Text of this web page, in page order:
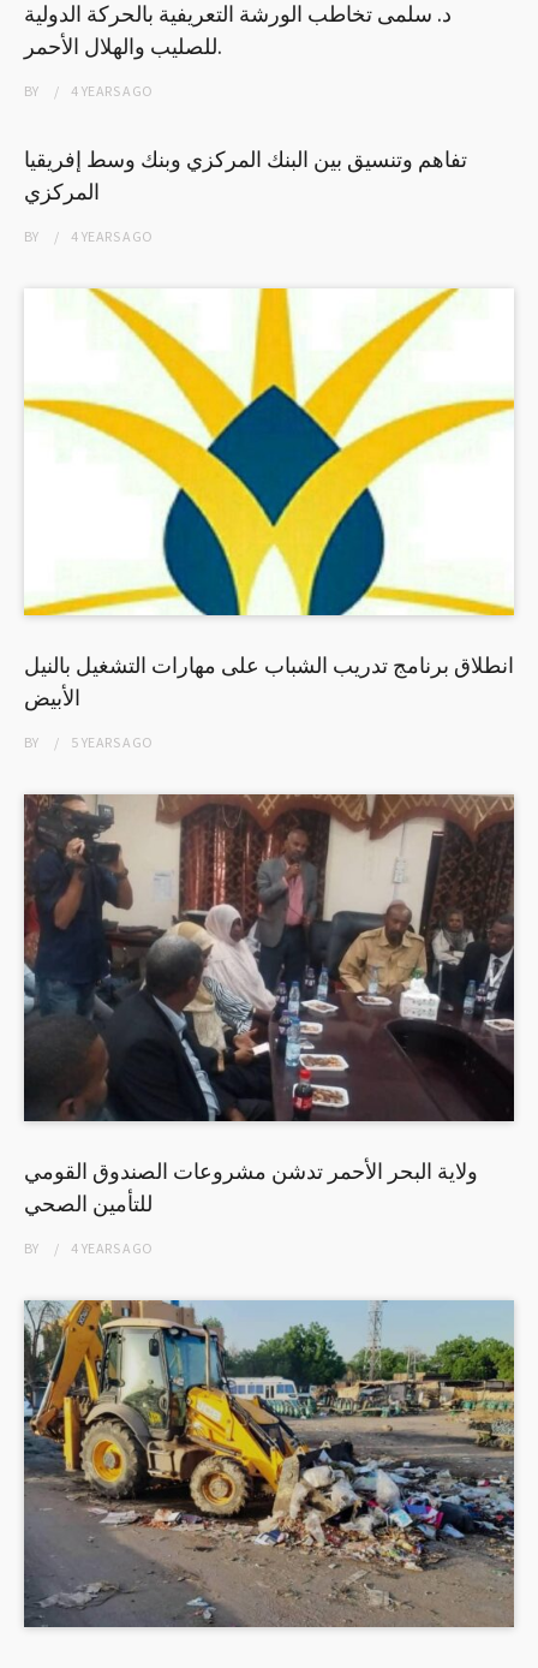
د. سلمى تخاطب الورشة التعريفية بالحركة الدولية
للصليب والهلال الأحمر.
BY 4 YEARSAGO
تفاهم وتنسيق بين البنك المركزي وبنك وسط إفريقيا
المركزي
BY 4 YEARSAGO
انطلاق برنامج تدريب الشباب على مهارات التشغيل بالنيل
الأبيض
BY 5 YEARSAGO
ولاية البحر الأحمر تدشن مشروعات الصندوق القومي
للتأمين الصحي
BY 4 YEARSAGO